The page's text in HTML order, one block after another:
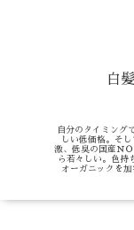
白
自分のタイミング
しい低価格。そ
激、低臭の国産Ｎ
ら若々しい。色持
オーガニックを